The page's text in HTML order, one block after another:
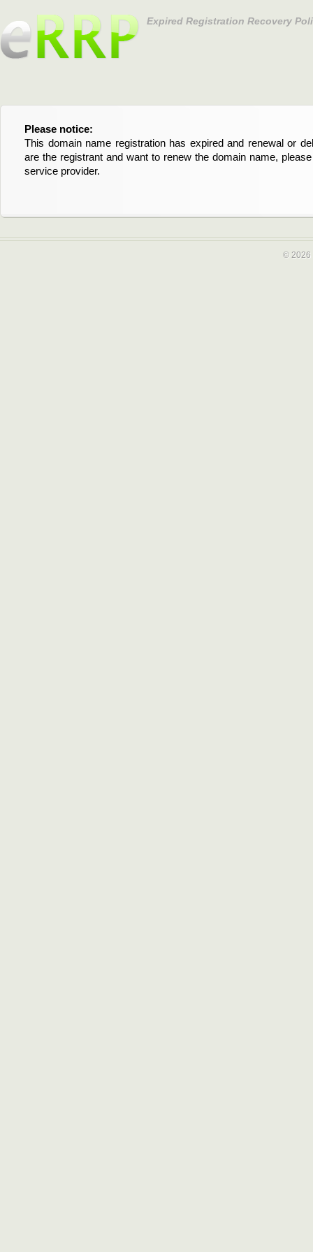
Expired Registration Recovery
Please notice:
This domain name registration has expired and renewal or
are the registrant and want to renew the domain name,
service provider.
Bitte beachten Sie:
Diese Domainregistrierung ist abgelaufen und die
Domain stehen an. Wenn Sie der Registrant sind und
verlängern möchten, kontaktieren Sie bitte Ihren Service-
© 2026